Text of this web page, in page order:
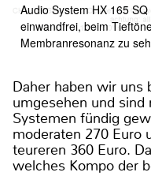
Audio System HX 165
einwandfrei, beim
Membranresonanz zu
Daher haben wir uns
umgesehen und
Systemen fündig
moderaten 270 Euro
teureren 360 Euro.
welches Kompo der